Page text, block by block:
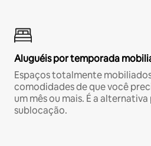
Aluguéis por temporada
Espaços totalmente
comodidades de que você
um mês ou mais. É a
sublocação.